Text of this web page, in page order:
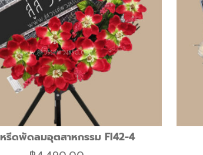
รีดพัดลมอุตสาหกรรม FI42-4